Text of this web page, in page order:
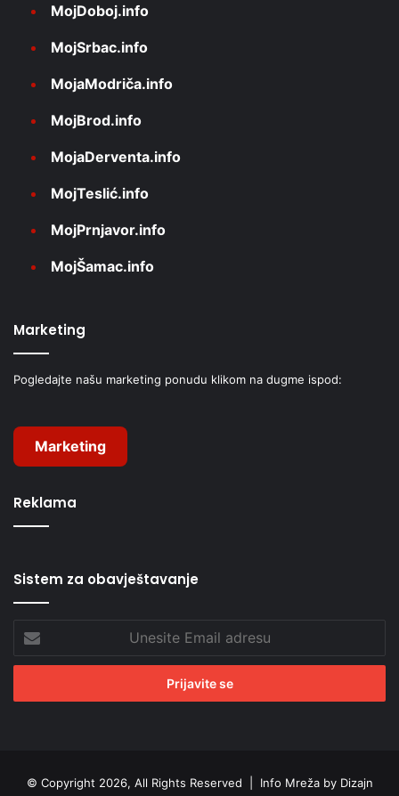
MojDoboj.info
MojSrbac.info
MojaModriča.info
MojBrod.info
MojaDerventa.info
MojTeslić.info
MojPrnjavor.info
MojŠamac.info
Marketing
Pogledajte našu marketing ponudu klikom na dugme ispod:
Marketing
Reklama
Sistem za obavještavanje
Email
adresu
© Copyright 2026, All Rights Reserved | Info Mreža by Dizajn